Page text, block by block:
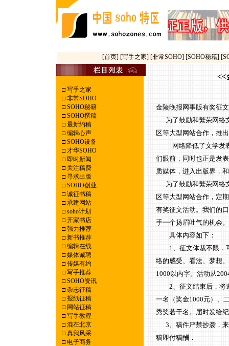
[首页] [写手之家] [非常SOHO] [SOHO秘籍]
□写手之家
□非常SOHO
□SOHO秘籍
□SOHO撰稿
□最新约稿
□编辑心声
□SOHO设备
□才华SOHO
□即时新闻
□关注稿费
□寻求出版
□SOHO创业
□诚征书稿
□承建网站
□soho计划
□开家书店
□强力推荐
□新书推荐
□编辑在线
□媒体诚聘
□传媒有约
□写手推荐
□SOHO资讯
□杂志征稿
□报纸征稿
□网站征稿
□写手教程
□混在北京
□真我风采
□电子商务
<<
金陵晚报网事版有奖征
为了鼓励和繁荣网络
区等大型网站合作，推
网络降低了文学发表
们眼前，同时也正是发
质媒体，进入出版界，
为了鼓励和繁荣网络
区等大型网站合作，定
有奖征文活动。我们的
手一个扬眉吐气的机会。
具体内容如下：
1、征文体裁不限．可
络的感受、看法、梦想
1000以内字。活动从
2、征文结束后，将邀
一名（奖金1000元）、
秀奖若干名。届时发给
3、稿件严禁抄袭，来
稿即付稿酬．